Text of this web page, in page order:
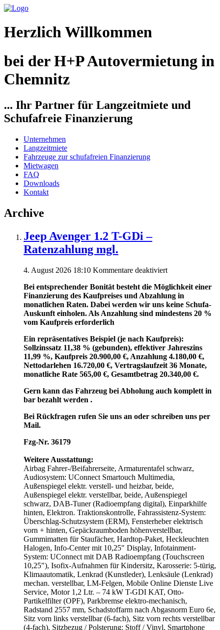
Herzlich Willkommen
bei der H+P Autovermietung in
Chemnitz
... Ihr Partner für Langzeitmiete und
Schufafreie Finanzierung
Unternehmen
Langzeitmiete
Fahrzeuge zur schufafreien Finanzierung
Mietwagen
FAQ
Downloads
Kontakt
Archive
Jeep Avenger 1.2 T-GDi –
Ratenzahlung mgl.
4. August 2026 18:10 Kommentare deaktiviertfür
Avenger
1.2
T-
GDi
mgl.
Bei entsprechender Bonität besteht die Möglichkeit einer
Finanzierung des Kaufpreises und Abzahlung in
monatlichen Raten. Dabei werden wir uns keine Schufa-
Auskunft einholen. Als Anzahlung sind mindestens 20 %
vom Kaufpreis erforderlich
Ein repräsentatives Beispiel (je nach Kaufpreis):
Sollzinssatz 11,38 % (gebunden), effektiver Jahreszins
11,99 %, Kaufpreis 20.900,00 €, Anzahlung 4.180,00 €,
Nettodarlehen 16.720,00 €, Vertragslaufzeit 36 Monate,
monatliche Rate 565,00 €, Gesamtbetrag 20.340,00 €.
Gern kann das Fahrzeug bei Abholung auch komplett in
bar bezahlt werden .
Bei Rückfragen rufen Sie uns an oder schreiben uns per
Mail.
Fzg-Nr. 36179
Weitere Ausstattung:
Airbag Fahrer-/Beifahrerseite, Armaturentafel schwarz,
Audiosystem: UConnect Smartouch Multimedia,
Außenspiegel elektr. verstell- und heizbar, beide,
Außenspiegel elektr. verstellbar, beide, Außenspiegel
schwarz, DAB-Tuner (Radioempfang digital), Einparkhilfe
hinten, Elektron. Traktionskontrolle, Fahrassistenz-System:
Überschlag-Schutzsystem (ERM), Fensterheber elektrisch
vorn + hinten, Gepäckraumboden höhenverstellbar,
Gummimatten für Staufächer, Hardtop-Paket, Heckleuchten
Halogen, Info-Center mit 10,25" Display, Infotainment-
System: UConnect mit DAB Radioempfang (Touchscreen
10,25"), Isofix-Aufnahmen für Kindersitz, Karosserie: 5-türig,
Klimaautomatik, Lenkrad (Kunstleder), Lenksäule (Lenkrad)
mechan. verstellbar, LM-Felgen, Mobile Online Dienste Live
Service, Motor 1,2 Ltr. – 74 kW T-GDI KAT, Otto-
Partikelfilter (OPF), Parkbremse elektro-mechanisch,
Radstand 2557 mm, Schadstoffarm nach Abgasnorm Euro 6e,
Sitz vorn links verstellbar (6-fach), Sitz vorn rechts verstellbar
(4-fach), Sitzbezug / Polsterung: Stoff / Vinyl, Smartphone